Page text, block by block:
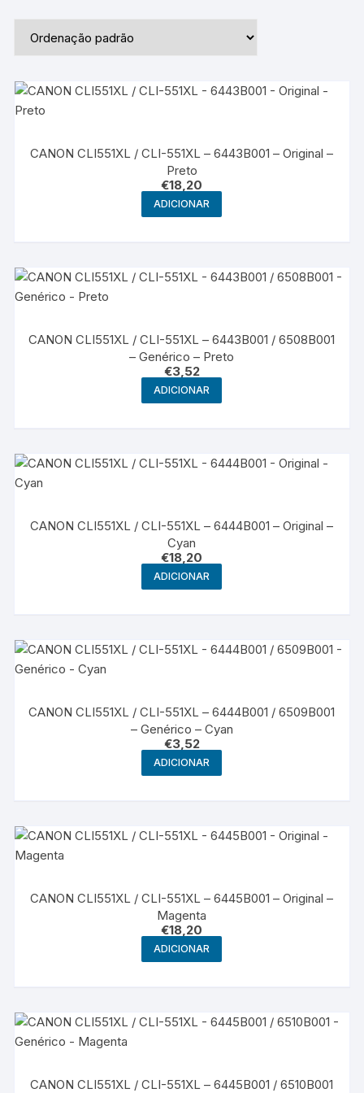
CANON CLI551XL / CLI-551XL – 6443B001 – Original –
Preto
€18,20
ADICIONAR
CANON CLI551XL / CLI-551XL – 6443B001 / 6508B001
– Genérico – Preto
€3,52
ADICIONAR
CANON CLI551XL / CLI-551XL – 6444B001 – Original –
Cyan
€18,20
ADICIONAR
CANON CLI551XL / CLI-551XL – 6444B001 / 6509B001
– Genérico – Cyan
€3,52
ADICIONAR
CANON CLI551XL / CLI-551XL – 6445B001 – Original –
Magenta
€18,20
ADICIONAR
CANON CLI551XL / CLI-551XL – 6445B001 / 6510B001